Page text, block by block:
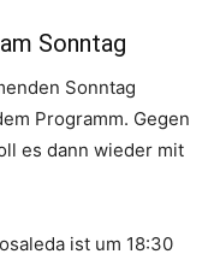
Sonntag
Sonntag
Programm. Gegen
es dann wieder mit
ist um 18:30